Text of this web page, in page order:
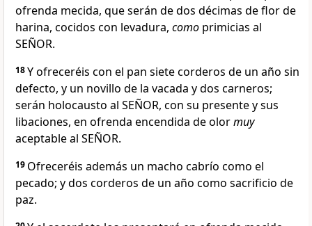
ofrenda mecida, que serán de dos décimas de flor de
harina, cocidos con levadura, como primicias al
SEÑOR.
18Y ofreceréis con el pan siete corderos de un año sin
defecto, y un novillo de la vacada y dos carneros;
serán holocausto al SEÑOR, con su presente y sus
libaciones, en ofrenda encendida de olormuy
aceptable al SEÑOR.
19 Ofreceréis además un macho cabrío como el
pecado; y dos corderos de un año como sacrificio de
paz.